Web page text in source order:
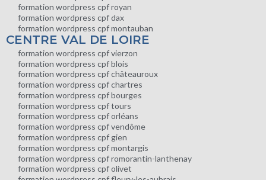
formation wordpress cpf royan
formation wordpress cpf dax
formation wordpress cpf montauban
CENTRE VAL DE LOIRE
formation wordpress cpf vierzon
formation wordpress cpf blois
formation wordpress cpf châteauroux
formation wordpress cpf chartres
formation wordpress cpf bourges
formation wordpress cpf tours
formation wordpress cpf orléans
formation wordpress cpf vendôme
formation wordpress cpf gien
formation wordpress cpf montargis
formation wordpress cpf romorantin-lanthenay
formation wordpress cpf olivet